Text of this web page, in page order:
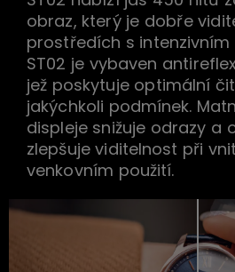
obraz, který je dobře
prostředích s intenzivním
ST02 je vybaven
jež poskytuje optimální
jakýchkoli podmínek.
displeje snižuje odrazy a
zlepšuje viditelnost při
venkovním použití.